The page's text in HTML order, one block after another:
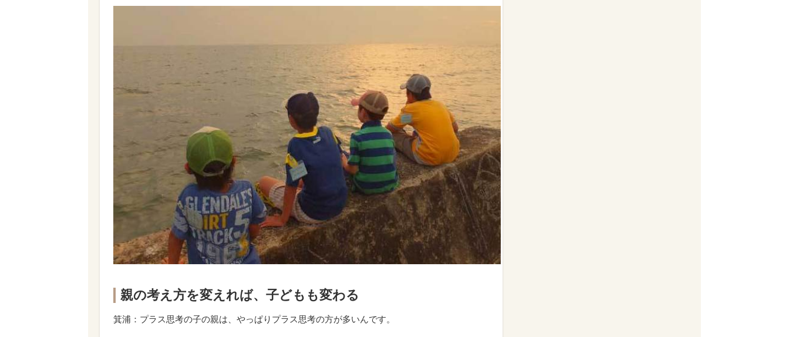
親の考え方を変えれば、子どもも変わる
箕浦：プラス思考の子の親は、やっぱりプラス思考の方が多いんです。